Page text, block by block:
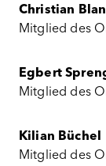
Christian
Mitglied des
Egbert
Mitglied des
Kilian Büchel
Mitglied des